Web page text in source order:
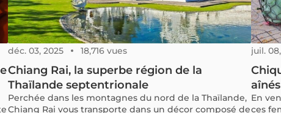
déc. 03, 2025 18,716 vues
Chiang Rai, la superbe région de la
Thaïlande septentrionale
Perchée dans les montagnes du nord de la Thaïlande,
Chiang Rai vous transporte dans un décor composé de
juil.
En
ces